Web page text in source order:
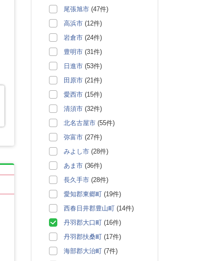
尾張旭市 (47件)
高浜市 (12件)
岩倉市 (24件)
豊明市 (31件)
日進市 (53件)
田原市 (21件)
愛西市 (15件)
清須市 (32件)
北名古屋市 (55件)
弥富市 (27件)
みよし市 (28件)
あま市 (36件)
長久手市 (28件)
愛知郡東郷町 (19件)
西春日井郡豊山町 (14件)
丹羽郡大口町 (16件)
丹羽郡扶桑町 (17件)
海部郡大治町 (7件)